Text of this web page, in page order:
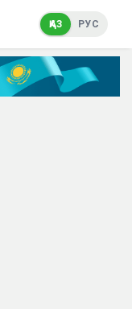
ҚАЗ РУС